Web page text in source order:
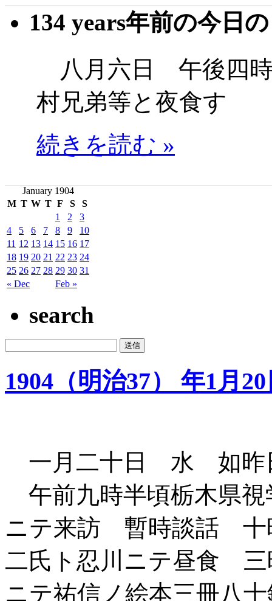
134 years年前の今日
八月六日 午後四
村兄弟等と夜食す
続きを読む »
January 1904
M T W T F S S
« Dec Feb »
1 2
3
4
5 6 7 8 9
10
11 12 13 14 15 16 17
18 19 20 21 22 23 24
25 26 27 28 29 30 31
search
1904（明治37） 年1月
一月二十日 水 如昨
午前九時半頃栃木県
ニテ来訪 暫時談話
二氏ト忍川ニテ昼食 三
ニテ祐信ノ絵本三冊八